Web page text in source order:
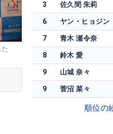
3 佐久間 朱莉
6 ヤン・ヒョジン
7 青木 瀬令奈
8 鈴木 愛
9 山城 奈々
9 菅沼 菜々
順位の